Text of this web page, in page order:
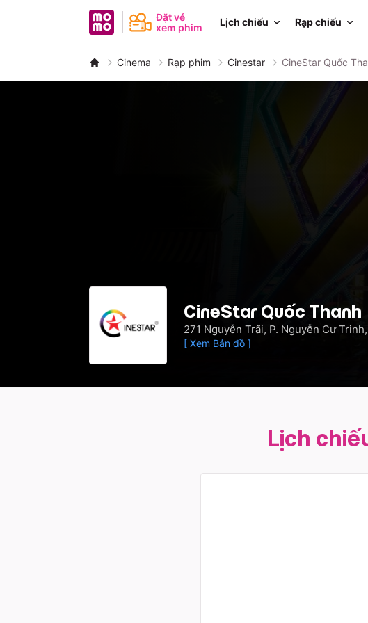
MoMo - Ứng dụng tài chính
Đặt vé
xem phim
Lịch chiếu Rạp chiếu
Cinema Rạp phim Cinestar CineStar Quốc
CineStar Quốc Thanh
271 Nguyễn Trãi, P. Nguyễn Cư Trinh,
[ Xem Bản đồ ]
Lịch